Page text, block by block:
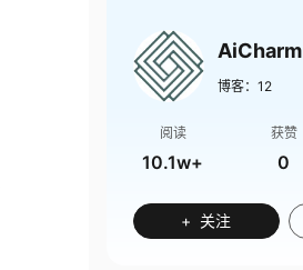
AiCharm
博客： 12
阅读
10.1w+
获赞
0
+ 关注